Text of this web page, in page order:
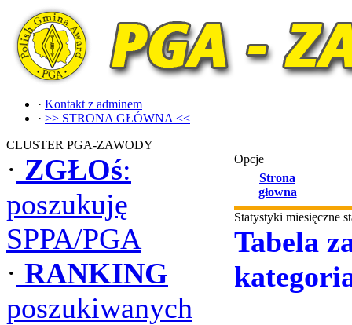
· Kontakt z adminem
· >> STRONA GŁÓWNA <<
CLUSTER PGA-ZAWODY
· ZGŁOś:
poszukuję
SPPA/PGA
· RANKING
poszukiwanych
Opcje
Strona
głowna
Statystyki miesięczne
Tabela